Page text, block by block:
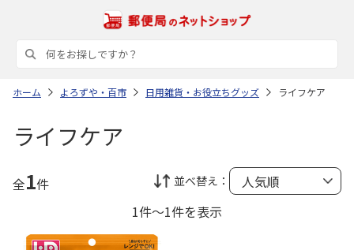
ホーム よろずや・百市 日用雑貨・お役立ちグッズ ライフケア
ライフケア
全1件 並べ替え：
1件～1件を表示